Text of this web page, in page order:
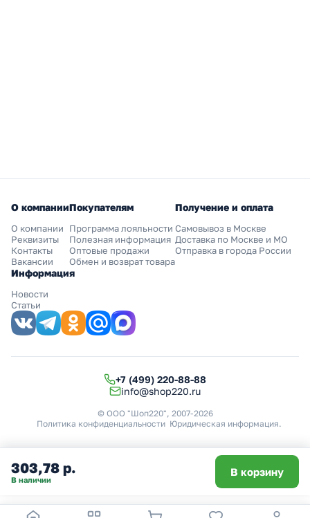
303,78 р.
В наличии
В корзину
О компании
О компании
Реквизиты
Контакты
Вакансии
Покупателям
Программа лояльности
Полезная информация
Оптовые продажи
Обмен и возврат товара
Получение и оплата
Самовывоз в Москве
Доставка по Москве и МО
Отправка в города России
Информация
Новости
Статьи
+7 (499) 220-88-88
info@shop220.ru
© ООО "Шоп220", 2007-2026
Политика конфиденциальности Юридическая информация.